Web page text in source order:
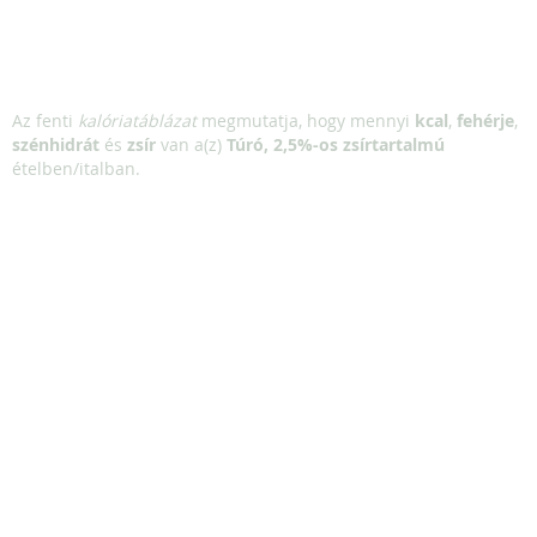
Az fenti kalóriatáblázatmegmutatja, hogy mennyi kcal, fehérje,
szénhidrát és zsír van a(z) Túró, 2,5%-os zsírtartalmú
ételben/italban.